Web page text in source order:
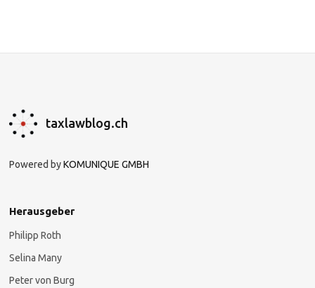
taxlawblog.ch
Powered byKOMUNIQUE GMBH
Herausgeber
Philipp Roth
Selina Many
Peter von Burg